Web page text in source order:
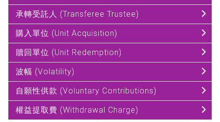
承轉受託人 (Transferee Trustee)
購入單位 (Unit Acquisition)
贖回單位 (Unit Redemption)
波幅 (Volatility)
自願性供款 (Voluntary Contributions)
權益提取費 (Withdrawal Charge)